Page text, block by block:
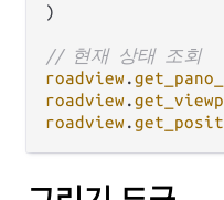
)
// 현재 상태 조회
roadview.
roadview.
roadview.